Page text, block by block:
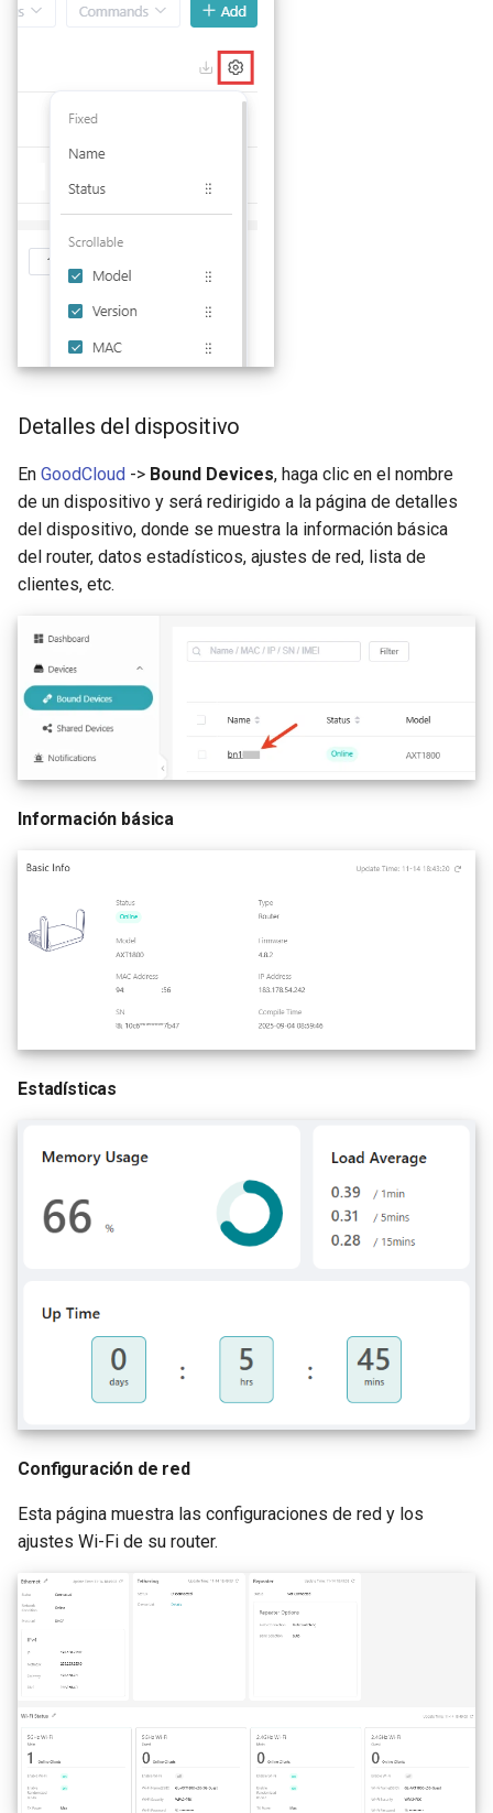
Detalles del dispositivo
En GoodCloud -> Bound Devices, haga clic en el nombre
de un dispositivo y será redirigido a la página de detalles
del dispositivo, donde se muestra la información básica
del router, datos estadísticos, ajustes de red, lista de
clientes, etc.
Información básica
Estadísticas
Configuración de red
Esta página muestra las configuraciones de red y los
ajustes Wi-Fi de su router.